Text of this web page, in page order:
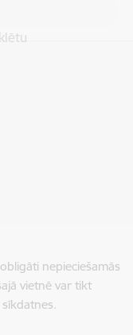
nepieciešamās
vietnē var tikt